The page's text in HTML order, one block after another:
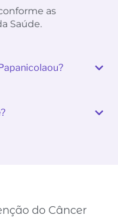
as
Saúde.
do Câncer